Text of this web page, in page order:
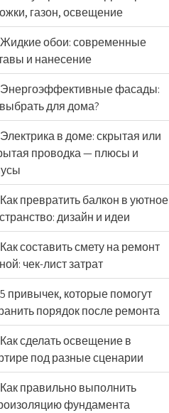
газон, освещение
Жидкие обои: современные
и нанесение
Энергоэффективные фасады:
для дома?
Электрика в доме: скрытая или
проводка — плюсы и
Как превратить балкон в уютное
дизайн и идеи
Как составить смету на ремонт
чек-лист затрат
5 привычек, которые помогут
порядок после ремонта
Как сделать освещение в
под разные сценарии
Как правильно выполнить
фундамента